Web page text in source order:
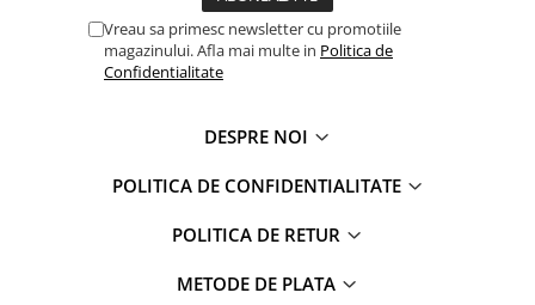
The GrinchVreau sa primesc newsletter cu promotiile
magazinului. Afla mai multe in Politica de
Confidentialitate
DESPRE NOI
POLITICA DE CONFIDENTIALITATE
POLITICA DE RETUR
METODE DE PLATA